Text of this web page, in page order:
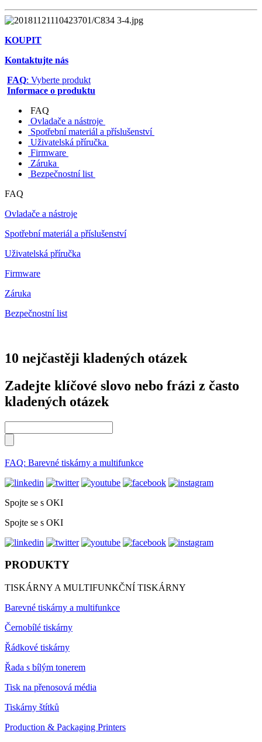
KOUPIT
Kontaktujte nás
FAQ: Vyberte produkt
Informace o produktu
FAQ
Ovladače a nástroje
Spotřební materiál a příslušenství
Uživatelská příručka
Firmware
Záruka
Bezpečnostní list
FAQ
Ovladače a nástroje
Spotřební materiál a příslušenství
Uživatelská příručka
Firmware
Záruka
Bezpečnostní list
10 nejčastěji kladených otázek
Zadejte klíčové slovo nebo frázi z často
kladených otázek
FAQ: Barevné tiskárny a multifunkce
Spojte se s OKI
Spojte se s OKI
PRODUKTY
TISKÁRNY A MULTIFUNKČNÍ TISKÁRNY
Barevné tiskárny a multifunkce
Černobílé tiskárny
Řádkové tiskárny
Řada s bílým tonerem
Tisk na přenosová média
Tiskárny štítků
Production & Packaging Printers